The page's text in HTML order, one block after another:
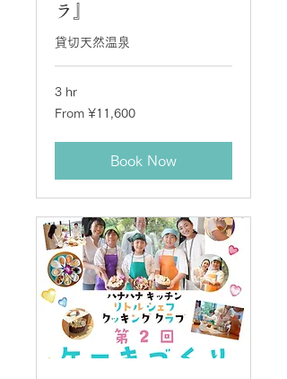
ラ』
貸切天然温泉
3 hr
From
11,600
From ¥11,600
Book Now